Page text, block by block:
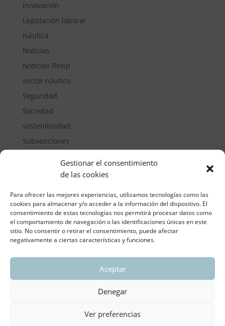
Gestionar el consentimiento
de las cookies
Para ofrecer las mejores experiencias, utilizamos tecnologías como las
cookies para almacenar y/o acceder a la información del dispositivo. El
consentimiento de estas tecnologías nos permitirá procesar datos como
el comportamiento de navegación o las identificaciones únicas en este
sitio. No consentir o retirar el consentimiento, puede afectar
negativamente a ciertas características y funciones.
Aceptar
Denegar
Ver preferencias
Innovación
Legislación laboral
Náutica
Noticias
Noticias Revip
sector náutico
Seguridad
Sociedad
sostenibilidad
Subvenciones
ASOCIACIÓN REGIONAL VALENCIANA DE
Aviso legal y política de privacidad